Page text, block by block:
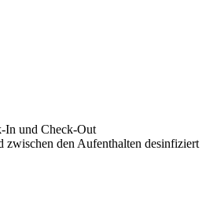
In und Check-Out
den Aufenthalten desinfiziert